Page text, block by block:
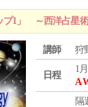
プ1」 ～西洋占星
講師 狩
日程
1
A
隔